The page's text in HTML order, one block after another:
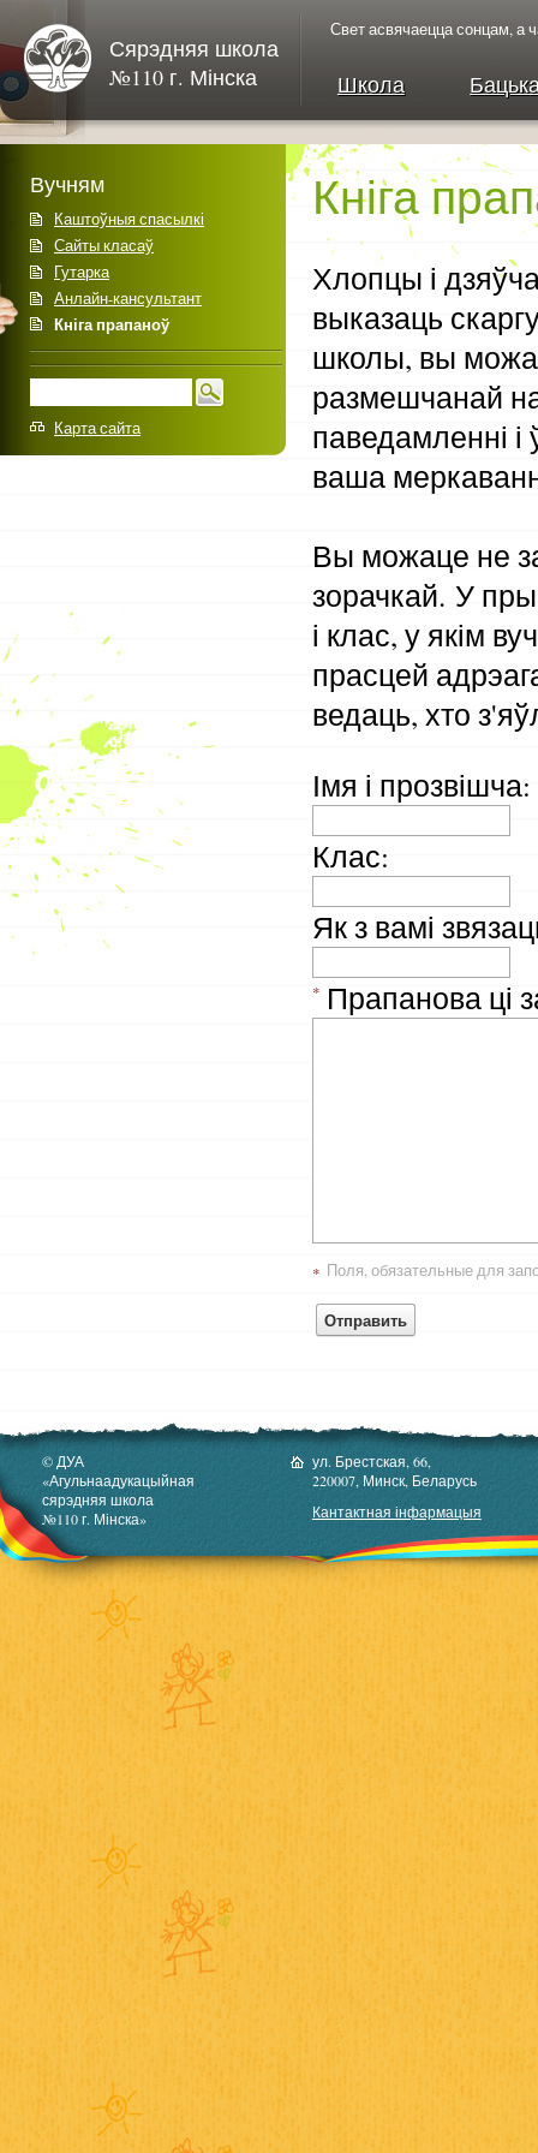
Сярэдняя школа
№110 г. Мінска
Свет асвячаецца сонцам, а
Школа
Вучням
Каштоўныя спасылкі
Сайты класаў
Гутарка
Анлайн-кансультант
Кніга прапаноў
Карта сайта
Кніга
Хлопцы і
выказаць
школы, вы
размешчанай
паведамленні
ваша
Вы можаце не
зорачкай. У
і клас, у якім
прасцей
ведаць, хто
Імя і прозвішча:
Клас:
Як з вамі
* Прапанова ці
* Поля, обязательные для
© ДУА
«Агульнаадукацыйная
сярэдняя школа
№110 г. Мінска»
ул. Брестская, 66,
220007, Минск, Беларусь
Кантактная інфармацыя